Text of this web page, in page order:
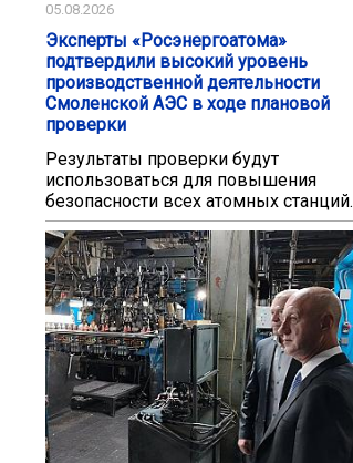
05.08.2026
Эксперты «Росэнергоатома»
подтвердили высокий уровень
производственной деятельности
Смоленской АЭС в ходе плановой
проверки
Результаты проверки будут
использоваться для повышения
безопасности всех атомных станций.